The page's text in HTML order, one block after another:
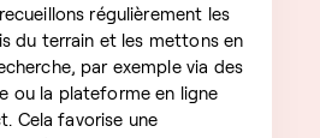
régulièrement les
du terrain et les mettons en
par exemple via des
ou la plateforme en ligne
Cela favorise une